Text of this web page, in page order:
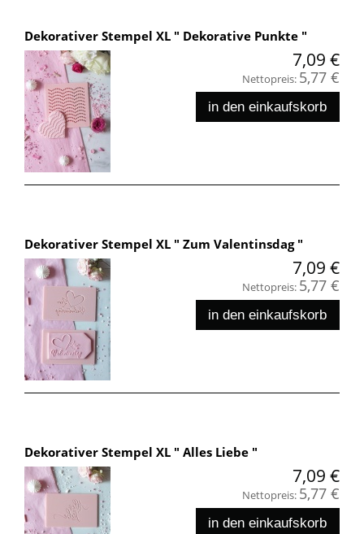
Dekorativer Stempel XL " Dekorative Punkte "
7,09 €
Nettopreis: 5,77 €
in den einkaufskorb
Dekorativer Stempel XL " Zum Valentinsdag "
7,09 €
Nettopreis: 5,77 €
in den einkaufskorb
Dekorativer Stempel XL " Alles Liebe "
7,09 €
Nettopreis: 5,77 €
in den einkaufskorb